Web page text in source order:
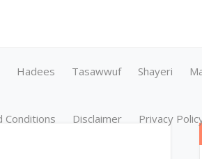
Hadees Tasawwuf Shayeri
Conditions Disclaimer Privacy